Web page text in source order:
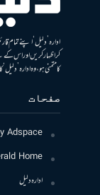
ادارہ ’دلیل‘ اپنے تمام
کر اظہار کریں اور اس
کا متمنی ہو، وہ ادارہ
صفحات
Adspace
Home
ادارہ دلیل